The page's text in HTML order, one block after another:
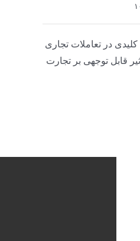
در تعاملات تجاری
قابل توجهی بر تجارت